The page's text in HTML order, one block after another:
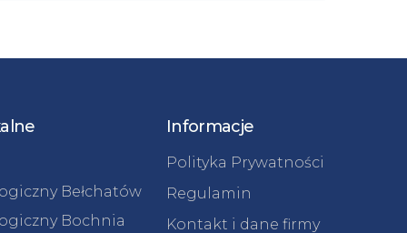
Bełchatów
Bochnia
Informacje
Polityka Prywatności
Regulamin
Kontakt i dane firmy